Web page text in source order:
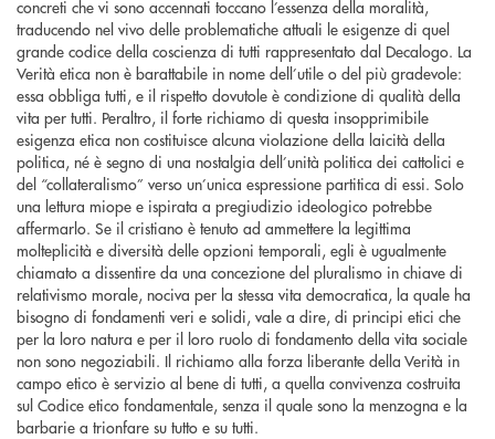
concreti che vi sono accennati toccano l’essenza della moralità,
traducendo nel vivo delle problematiche attuali le esigenze di quel
grande codice della coscienza di tutti rappresentato dal Decalogo. La
Verità etica non è barattabile in nome dell’utile o del più gradevole:
essa obbliga tutti, e il rispetto dovutole è condizione di qualità della
vita per tutti. Peraltro, il forte richiamo di questa insopprimibile
esigenza etica non costituisce alcuna violazione della laicità della
politica, né è segno di una nostalgia dell’unità politica dei cattolici e
del “collateralismo” verso un’unica espressione partitica di essi. Solo
una lettura miope e ispirata a pregiudizio ideologico potrebbe
affermarlo. Se il cristiano è tenuto ad ammettere la legittima
molteplicità e diversità delle opzioni temporali, egli è ugualmente
chiamato a dissentire da una concezione del pluralismo in chiave di
relativismo morale, nociva per la stessa vita democratica, la quale ha
bisogno di fondamenti veri e solidi, vale a dire, di principi etici che
per la loro natura e per il loro ruolo di fondamento della vita sociale
non sono negoziabili. Il richiamo alla forza liberante della Verità in
campo etico è servizio al bene di tutti, a quella convivenza costruita
sul Codice etico fondamentale, senza il quale sono la menzogna e la
barbarie a trionfare su tutto e su tutti.